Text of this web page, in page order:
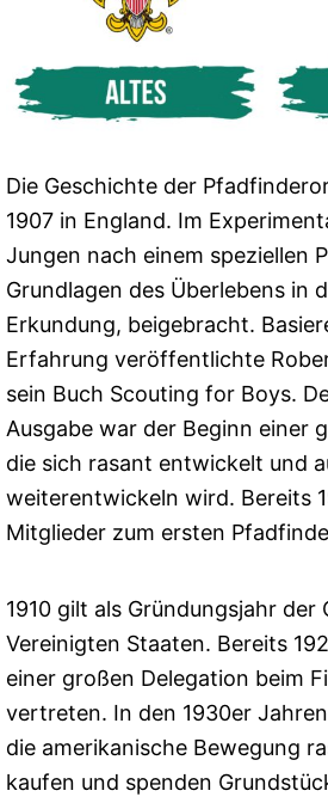
Die Geschichte der
1907 in England. Im
Jungen nach einem speziellen
Grundlagen des Überlebens in
Erkundung, beigebracht.
Erfahrung veröffentlichte
sein Buch Scouting for Boys.
Ausgabe war der Beginn einer
die sich rasant entwickelt und
weiterentwickeln wird. Bereits
Mitglieder zum ersten
1910 gilt als Gründungsjahr der
Vereinigten Staaten. Bereits
einer großen Delegation beim
vertreten. In den 1930er
die amerikanische Bewegung
kaufen und spenden